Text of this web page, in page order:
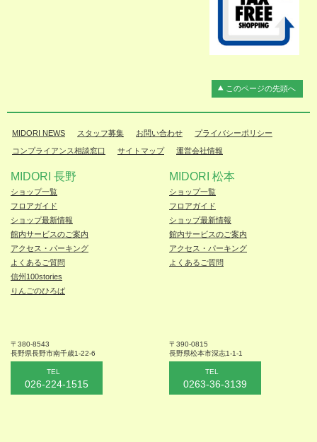
このページの先頭へ
MIDORI NEWS スタッフ募集 お問い合わせ プライバシーポリシー
コンプライアンス相談窓口 サイトマップ 運営会社情報
MIDORI 長野
ショップ一覧
フロアガイド
ショップ最新情報
館内サービスのご案内
アクセス・パーキング
よくあるご質問
信州100stories
りんごのひろば
〒380-8543
長野県長野市南千歳1-22-6
TEL
026-224-1515
MIDORI 松本
ショップ一覧
フロアガイド
ショップ最新情報
館内サービスのご案内
アクセス・パーキング
よくあるご質問
〒390-0815
長野県松本市深志1-1-1
TEL
0263-36-3139